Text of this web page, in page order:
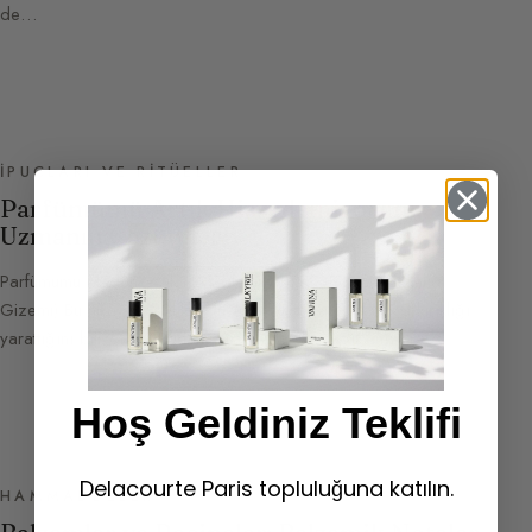
de…
İPUÇLARI VE RITÜELLER
Parfümümü Artık Hissedemiyorum:
Uzmanın Çözümleri
Parfümümü Neden Artık Hissedemiyorum? (Koku Alışkanlığı
Gizemi) Bu hikâyeyi sıklıkla duyuyor ve büyük bir hayal kırıklığı
yarattığını biliyorum. Parfümünüze yıllardır sadıksınız, bu…
HAMMADDELER
Hoş Geldiniz Teklifi
Delacourte Paris topluluğuna katılın.